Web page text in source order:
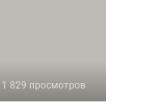
1 829 просмотров